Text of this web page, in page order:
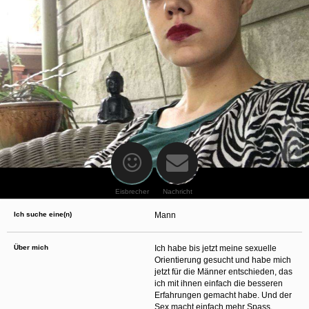
oder finanzielle Angaben zu machen? Beenden Sie dann unverzüglich
die Kommunikation mit dieser Person. Bedenken Sie, dass Menschen in
der Lage sind, sich solche Angaben auf listige Weise von Ihnen zu
erschleichen. Kommunizieren Sie daher über diese Website immer
aufmerksam und vorsichtig.
behält sich das Recht vor, selbst Profile auf dieser Website zu
erstellen und darüber Nachrichten an Sie als Nutzer zu senden. Mit Ihrer Nutzung
dieser Website verstehen und akzeptieren Sie, dass einige der Profile auf dieser
Website fingiert sind. Diese fingierten Profile dienen lediglich dem Austausch von
Nachrichten; physische Vereinbarungen mit Personen hinter fingierten Profilen sind
folglich nicht möglich.
Verhindern Sie, dass Ihre minderjährigen Kinder mit erotischen oder für Minderjährige
anderweitig ungeeigneten Netzinhalten in Berührung kommen. Dafür einige Tips:
Installieren Sie ein Jugendschutzprogramm auf Ihrem Gerät. Beispielsweise
CyberPatroloderSafety Surf
. Diese Programme blockieren den Zugang zu
bestimmten Websites und Netzinhalten. Oft blockieren diese Programme
standardmäßig eine große Anzahl von Websites, von denen angenommen wird,
dass sie sich für Minderjährige nicht eignen. Über Updates können neue Websites
Wenden Sie sich an Ihren Internetprovider. Es gibt Internetprovider, die einen Filter
danach.
Internetbrowsers vertraut, so dass Sie nachsehen können, welche Websites von
Ihren minderjährigen Kindern besucht wurden. Sprechen Sie Ihre minderjährigen
Kinder auf den Besuch unerwünschter Websites an und vermitteln Sie ihnen, dass
bestimmte Websites nicht für sie geeignet sind. Außerdem können Sie anhand des
Verlaufs das Interesse Ihres Kindes beurteilen und sich obiger Tips bedienen.
Sprechen Sie mit Ihren Kindern. Vermitteln Sie Ihren minderjährigen Kindern, dass
sie Fremden, z. B. auf einer Chat-Website, nie persönliche Angaben machen sollen.
Bringen Sie ihnen auch bei, dass viele Menschen im Internet ihre wahre Identität
Eisbrecher Nachricht
Ich suche eine(n) Mann
Über mich
Ich habe bis jetzt meine sexuelle
Orientierung gesucht und habe mich
jetzt für die Männer entschieden, das
ich mit ihnen einfach die besseren
Erfahrungen gemacht habe. Und der
Sex macht einfach mehr Spass.